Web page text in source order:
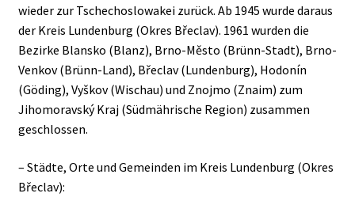
wieder zur Tschechoslowakei zurück. Ab 1945 wurde daraus
der Kreis Lundenburg (Okres Břeclav). 1961 wurden die
Bezirke Blansko (Blanz), Brno-Město (Brünn-Stadt), Brno-
Venkov (Brünn-Land), Břeclav (Lundenburg), Hodonín
(Göding), Vyškov (Wischau) und Znojmo (Znaim) zum
Jihomoravský Kraj (Südmährische Region) zusammen
geschlossen.
– Städte, Orte und Gemeinden im Kreis Lundenburg (Okres
Břeclav):